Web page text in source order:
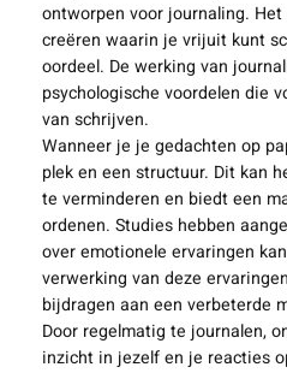
ontworpen voor journaling.
creëren waarin je vrijuit kunt
oordeel. De werking van
psychologische voordelen die
van schrijven.
Wanneer je je gedachten op
plek en een structuur. Dit kan
te verminderen en biedt een
ordenen. Studies hebben
over emotionele ervaringen
verwerking van deze
bijdragen aan een verbeterde
Door regelmatig te journalen,
inzicht in jezelf en je reacties